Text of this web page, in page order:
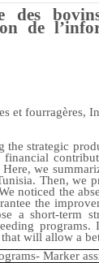
des
de
et fourragères,
the strategic
we
Then, we
noticed the
the
a short-term
will allow a
Marker